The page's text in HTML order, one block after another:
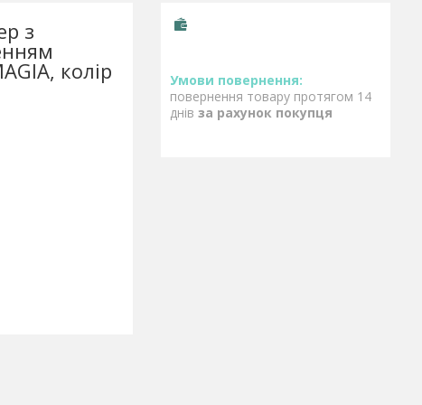
з
колір
повернення товару протягом 14
днів за рахунок покупця